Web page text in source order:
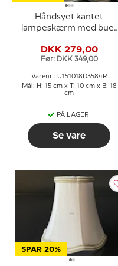
Håndsyet kantet
lampeskærm med buer
med off white silke
DKK 279,00
Før: DKK 349,00
Varenr.: U151018D3584R
Mål: H: 15 cm x T: 10 cm x B: 18
cm
PÅ LAGER
Se vare
SPAR 20%